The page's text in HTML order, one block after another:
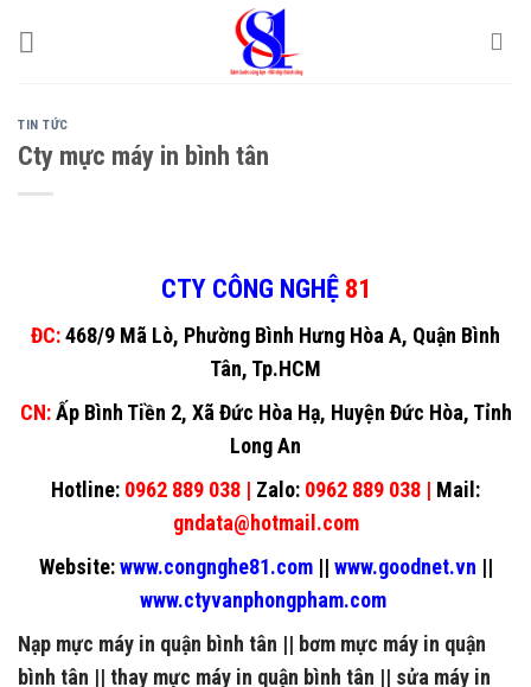
TIN TỨC
Cty mực máy in bình tân
CTY CÔNG NGHỆ 81
ĐC:468/9 Mã Lò, Phường Bình Hưng Hòa A, Quận Bình
Tân, Tp.HCM
CN: Ấp Bình Tiền 2, Xã Đức Hòa Hạ, Huyện Đức Hòa, Tỉnh
Long An
Hotline: 0962 889 038 | Zalo: 0962 889 038 | Mail:
gndata@hotmail.com
Website:www.congnghe81.com || www.goodnet.vn ||
www.ctyvanphongpham.com
Nạp mực máy in quận bình tân || bơm mực máy in quận
bình tân || thay mực máy in quận bình tân || sửa máy in